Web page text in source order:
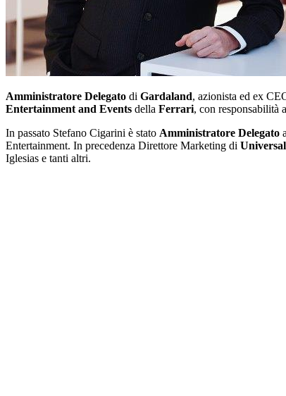
Amministratore Delegato di Gardaland, azionista ed ex
Entertainment and Events della Ferrari, con responsabilità
In passato Stefano Cigarini è stato Amministratore Delegato
Entertainment. In precedenza Direttore Marketing di Universal
Iglesias e tanti altri.